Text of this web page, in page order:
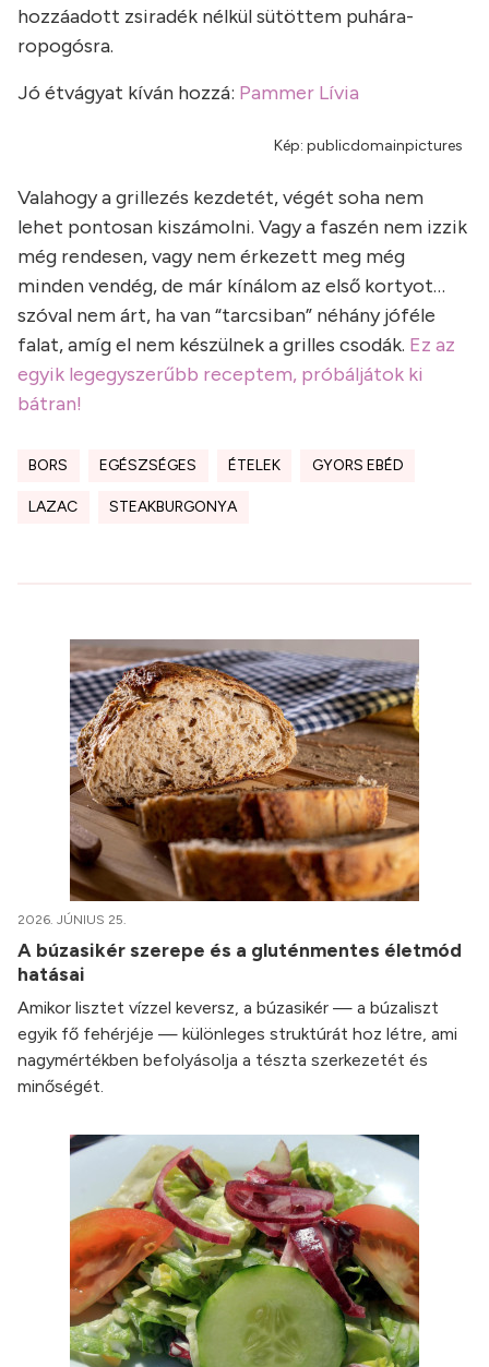
hozzáadott zsiradék nélkül sütöttem puhára-
ropogósra.
Jó étvágyat kíván hozzá: Pammer Lívia
Kép: publicdomainpictures
Valahogy a grillezés kezdetét, végét soha nem
lehet pontosan kiszámolni. Vagy a faszén nem izzik
még rendesen, vagy nem érkezett meg még
minden vendég, de már kínálom az első kortyot…
szóval nem árt, ha van “tarcsiban” néhány jóféle
falat, amíg el nem készülnek a grilles csodák. Ez az
egyik legegyszerűbb receptem, próbáljátok ki
bátran!
BORS EGÉSZSÉGES ÉTELEK GYORS EBÉD
LAZAC STEAKBURGONYA
2026. JÚNIUS 25.
A búzasikér szerepe és a gluténmentes életmód
hatásai
Amikor lisztet vízzel keversz, a búzasikér — a búzaliszt
egyik fő fehérjéje — különleges struktúrát hoz létre, ami
nagymértékben befolyásolja a tészta szerkezetét és
minőségét.